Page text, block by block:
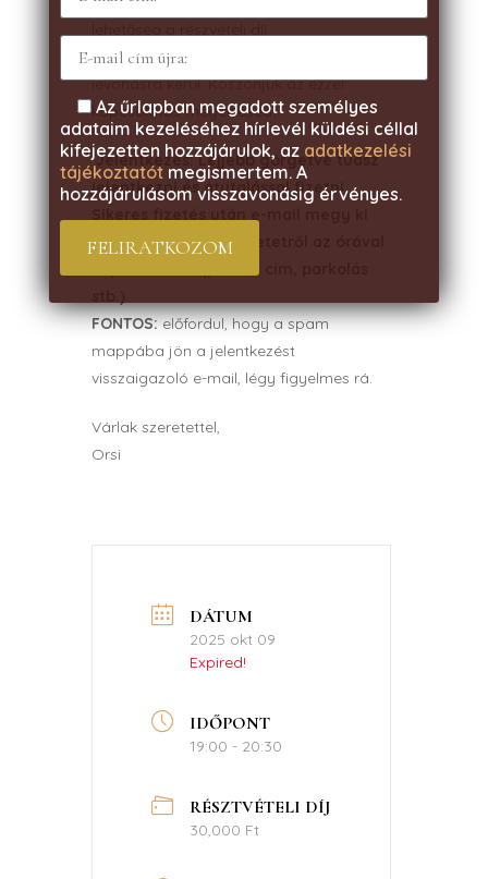
visszatérítésére/az alkalom a bérletből
levonásra kerül. Köszönjük az ezzel
kapcsolatos megértésed!
Jelentkezés: Lejjebb görgetve tudsz
jelentkezni és átutalással fizetni.
minden további részletetről az órával
kapcsolatban (pontos cím, parkolás
FONTOS:előfordul, hogy a spam
mappába jön a jelentkezést
visszaigazoló e-mail, légy figyelmes rá.
Várlak szeretettel,
Orsi
DÁTUM
2025 okt 09
Expired!
IDŐPONT
19:00 - 20:30
RÉSZTVÉTELI DÍJ
30,000 Ft
Az űrlapban megadott személyes
adataim kezeléséhez hírlevél küldési céllal
kifejezetten hozzájárulok, az adatkezelési
tájékoztatótmegismertem. A
hozzájárulásom visszavonásig érvényes.